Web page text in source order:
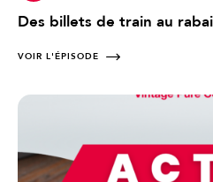
Des billets de train au
VOIR L'ÉPISODE